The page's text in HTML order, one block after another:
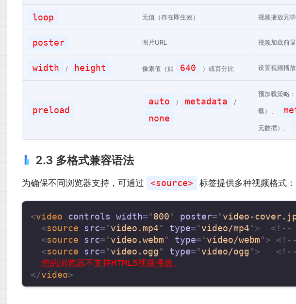
loop 无值（存在即生效） 视频播放完
poster 图片URL 视频加载前
width / height 像素值（如 640 ）或百分比 设置视频播
preload
auto / metadata /
none
预加载策略：
载）、
元数据）、
2.3 多格式兼容语法
为确保不同浏览器支持，可通过 <source> 标签提供多种视频格式：
<video controls width="800" poster="video-
<source src="video.mp4" type="video/mp4">
<!--
<source src="video.webm" type="video/webm">
<!--
<source src="video.ogg" type="video/ogg">
<!--
</video>